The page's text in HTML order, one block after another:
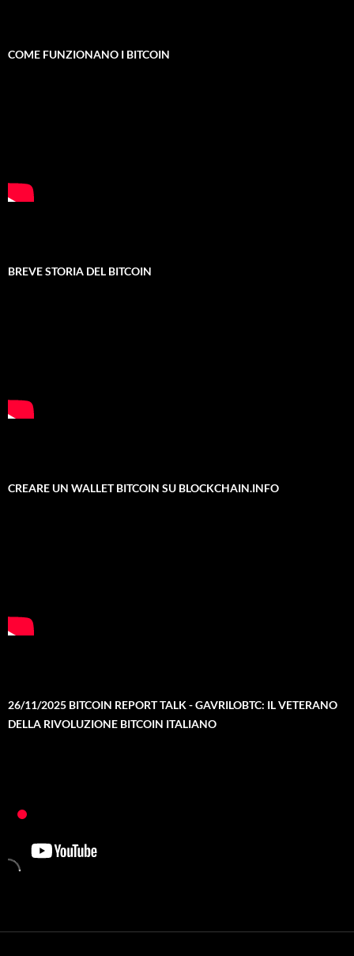
COME FUNZIONANO I BITCOIN
BREVE STORIA DEL BITCOIN
CREARE UN WALLET BITCOIN SU BLOCKCHAIN.INFO
26/11/2025 BITCOIN REPORT TALK - GAVRILOBTC: IL VETERANO
DELLA RIVOLUZIONE BITCOIN ITALIANO